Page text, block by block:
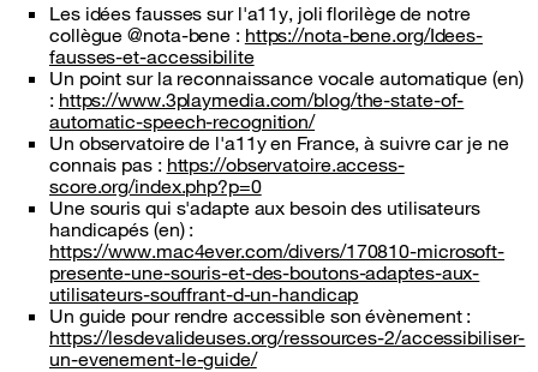
Les idées fausses sur l'a11y, joli florilège de notre
collègue @nota-bene : https://nota-bene.org/Idees-
fausses-et-accessibilite
Un point sur la reconnaissance vocale automatique (en)
: https://www.3playmedia.com/blog/the-state-of-
automatic-speech-recognition/
Un observatoire de l'a11y en France, à suivre car je ne
connais pas : https://observatoire.access-
score.org/index.php?p=0
Une souris qui s'adapte aux besoin des utilisateurs
handicapés (en) :
https://www.mac4ever.com/divers/170810-microsoft-
presente-une-souris-et-des-boutons-adaptes-aux-
utilisateurs-souffrant-d-un-handicap
Un guide pour rendre accessible son évènement :
https://lesdevalideuses.org/ressources-2/accessibiliser-
un-evenement-le-guide/